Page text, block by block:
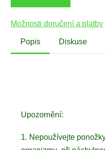
Možnosti doručení a platby
Popis Diskuse
Upozornění:
1. Nepoužívejte